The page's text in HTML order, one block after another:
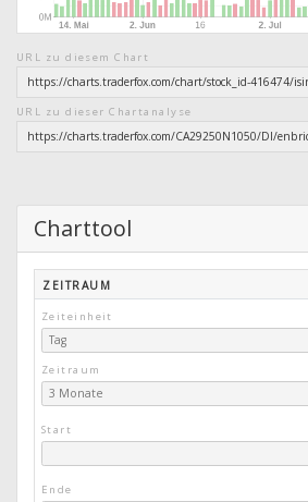
URL zu diesem Chart
URL zu dieser Chartanalyse
Charttool
ZEITRAUM
Zeiteinheit
Tag
Zeitraum
3 Monate
Start
Ende